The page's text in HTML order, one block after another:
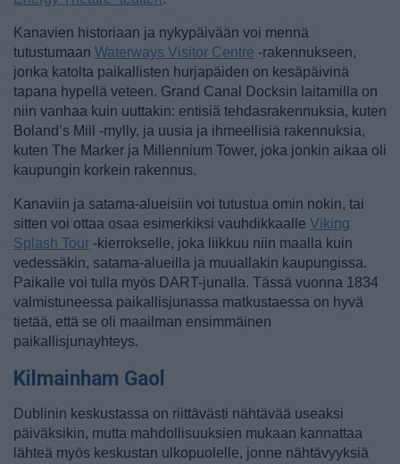
Kanavien historiaan ja nykypäivään voi mennä
tutustumaan Waterways Visitor Centre -rakennukseen,
jonka katolta paikallisten hurjapäiden on kesäpäivinä
tapana hypellä veteen. Grand Canal Docksin laitamilla on
niin vanhaa kuin uuttakin: entisiä tehdasrakennuksia, kuten
Boland’s Mill -mylly, ja uusia ja ihmeellisiä rakennuksia,
kuten The Marker ja Millennium Tower, joka jonkin aikaa oli
kaupungin korkein rakennus.
Kanaviin ja satama-alueisiin voi tutustua omin nokin, tai
sitten voi ottaa osaa esimerkiksi vauhdikkaalle Viking
Splash Tour -kierrokselle, joka liikkuu niin maalla kuin
vedessäkin, satama-alueilla ja muuallakin kaupungissa.
Paikalle voi tulla myös DART-junalla. Tässä vuonna 1834
valmistuneessa paikallisjunassa matkustaessa on hyvä
tietää, että se oli maailman ensimmäinen
paikallisjunayhteys.
Kilmainham Gaol
Dublinin keskustassa on riittävästi nähtävää useaksi
päiväksikin, mutta mahdollisuuksien mukaan kannattaa
lähteä myös keskustan ulkopuolelle, jonne nähtävyyksiä